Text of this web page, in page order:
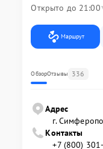
Открыто до 21:00
Маршрут
ОбзорОтзывы 336
Адрес
г.
Контакты
+7 (800)